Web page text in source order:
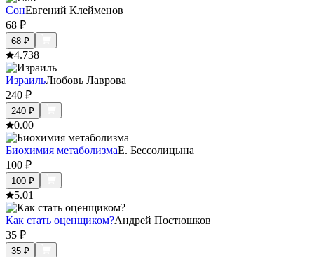
СонЕвгений Клейменов
68 ₽
68 ₽
4.738
ИзраильЛюбовь Лаврова
240 ₽
240 ₽
0.00
Биохимия метаболизмаЕ. Бессолицына
100 ₽
100 ₽
5.01
Как стать оценщиком?Андрей Постюшков
35 ₽
35 ₽